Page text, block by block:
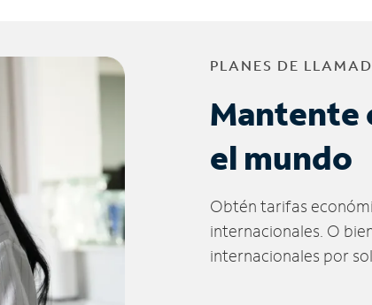
PLANES DE
Mantente
el mundo
Obtén tarifas
internacionales. O
internacionales por